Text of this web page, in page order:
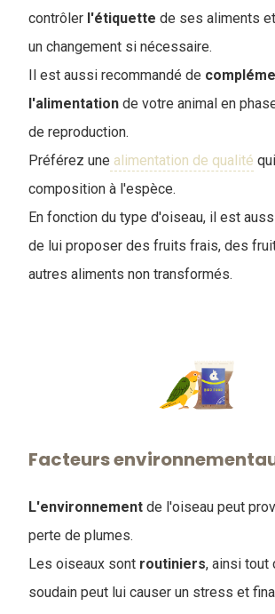
contrôler l'étiquette de ses aliments
un changement si nécessaire.
Il est aussi recommandé de
l'alimentation de votre animal en
de reproduction.
Préférez une alimentation de qualité
composition à l'espèce.
En fonction du type d'oiseau, il est
de lui proposer des fruits frais, des
autres aliments non transformés.
Facteurs
L'environnement de l'oiseau peut
perte de plumes.
Les oiseaux sont routiniers, ainsi tout
soudain peut lui causer un stress et